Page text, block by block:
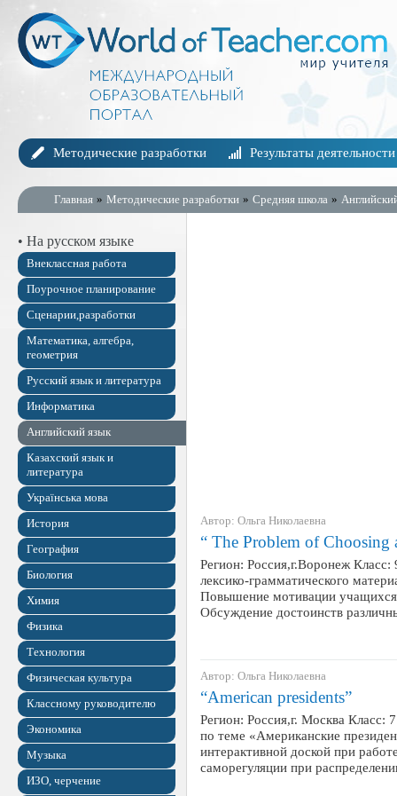
Методические разработки Результаты деятельности
Главная » Методические разработки » Средняя школа »
• На русском языке
Внеклассная работа
Поурочное планирование
Сценарии,разработки
Математика, алгебра,
геометрия
Русский язык и литература
Информатика
Английский язык
Казахский язык и
литература
Українська мова
История
География
Биология
Химия
Физика
Технология
Физическая культура
Классному руководителю
Экономика
Музыка
ИЗО, черчение
Автор: Ольга Николаевна
“ The Problem of Choosing
Регион: Россия,г.Воронеж
лексико-грамматического
Повышение мотивации учащихся
Обсуждение достоинств
Автор: Ольга Николаевна
“American presidents”
Регион: Россия,г. Москва Класс:
по теме «Американские
интерактивной доской при
саморегуляции при